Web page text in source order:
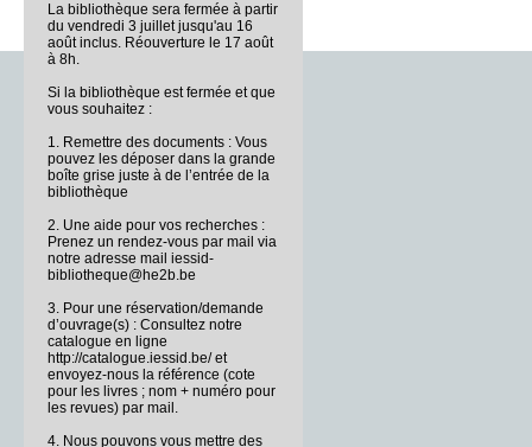
La bibliothèque sera fermée à partir
du vendredi 3 juillet jusqu'au 16
août inclus. Réouverture le 17 août
à 8h.
Si la bibliothèque est fermée et que
vous souhaitez :
1. Remettre des documents : Vous
pouvez les déposer dans la grande
boîte grise juste à de l’entrée de la
bibliothèque
2. Une aide pour vos recherches :
Prenez un rendez-vous par mail via
notre adresse mail iessid-
bibliotheque@he2b.be
3. Pour une réservation/demande
d’ouvrage(s) : Consultez notre
catalogue en ligne
http://catalogue.iessid.be/ et
envoyez-nous la référence (cote
pour les livres ; nom + numéro pour
les revues) par mail.
4. Nous pouvons vous mettre des